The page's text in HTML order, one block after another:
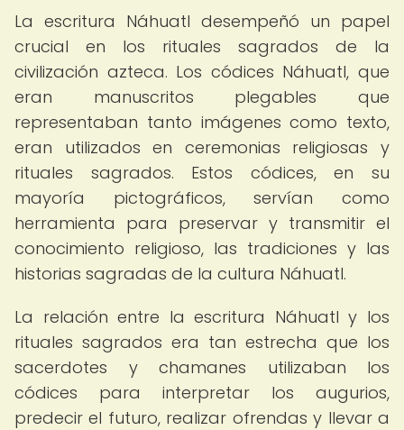
La escritura Náhuatl desempeñó un papel
crucial en los rituales sagrados de la
civilización azteca. Los códices Náhuatl, que
eran manuscritos plegables que
representaban tanto imágenes como texto,
eran utilizados en ceremonias religiosas y
rituales sagrados. Estos códices, en su
mayoría pictográficos, servían como
herramienta para preservar y transmitir el
conocimiento religioso, las tradiciones y las
historias sagradas de la cultura Náhuatl.
La relación entre la escritura Náhuatl y los
rituales sagrados era tan estrecha que los
sacerdotes y chamanes utilizaban los
códices para interpretar los augurios,
predecir el futuro, realizar ofrendas y llevar a